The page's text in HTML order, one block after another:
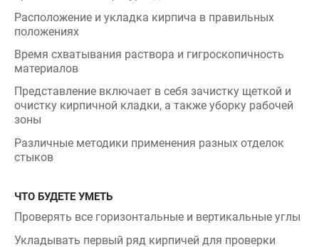
положениях
Время схватывания раствора и гигроскопичность
материалов
Представление включает в себя зачистку щеткой и
очистку кирпичной кладки, а также уборку рабочей
зоны
Различные методики применения разных отделок
стыков
Проверять все горизонтальные и вертикальные углы
Укладывать первый ряд кирпичей для проверки